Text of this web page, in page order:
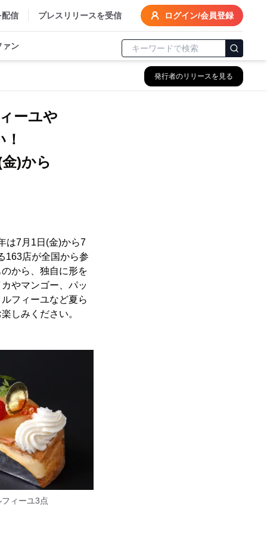
配信 プレスリリースを受信 ログイン/会員登録
ァン
発行者のリリースを見る
ーユや
)から
は7月1日(金)から7
163店が全国から参
から、独自に形を
やマンゴー、パッ
フィーユなど夏ら
しみください。
ィーユ3点